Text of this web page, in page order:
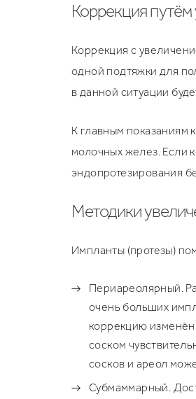
Коррекция
Коррекция с
одной подтяжки для
в данной ситуации
К главным показаниям
молочных желез. Если
эндопротезирования
Методики
Импланты (протезы)
Периареолярный.
очень больших
коррекцию
соском
сосков и ареол
Субмаммарный.